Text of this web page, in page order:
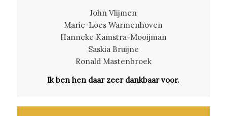
John Vlijmen
Marie-Loes Warmenhoven
Hanneke Kamstra-Mooijman
Saskia Bruijne
Ronald Mastenbroek
Ik ben hen daar zeer dankbaar voor.